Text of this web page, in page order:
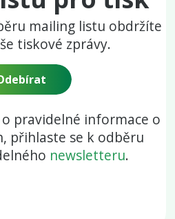
mailing listu obdržíte
tiskové zprávy.
pravidelné informace o
přihlaste se k odběru
newsletteru.